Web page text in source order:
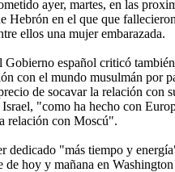
ayer, martes, en las
Hebrón en el que que
ellos una mujer embarazada.
Gobierno español criticó
con el mundo musulmán por
de socavar la relación con
"como ha hecho con
relación con Moscú".
dedicado "más tiempo y
de hoy y mañana en Washington